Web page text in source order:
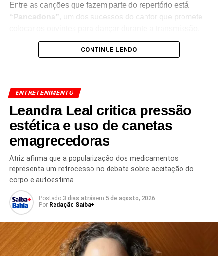
Entre as canções que fazem parte do repertório está
“Pancadona” , um dos sucessos do cantor que promete
A participação do artista noPalco da Baiana
música baiana e levar entretenimento ao público por meio
O programa será transmitidoao vivo a partir das 13h
deste sábado (8). Para acompanhar a participação de
Léo Santana e conferir os sucessos do Gigante, basta
sintonizar naBaiana FM 89,3
Redação Saiba+
CONTINUE LENDO
ENTRETENIMENTO
Leandra Leal critica pressão
estética e uso de canetas
emagrecedoras
Atriz afirma que a popularização dos medicamentos
representa um retrocesso no debate sobre aceitação do
corpo e autoestima
Postado 3 dias atrásem 5 de agosto, 2026
Por Redação Saiba+